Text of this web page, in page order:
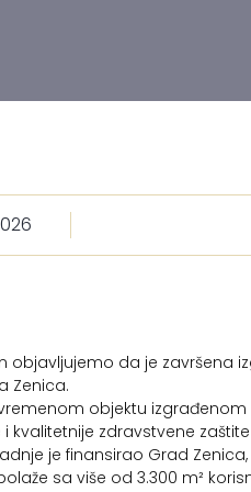
objavljujemo da je završena
Zenica.
objektu
i kvalitetnije zdravstvene
je finansirao Grad
sa više od 3.300 m²